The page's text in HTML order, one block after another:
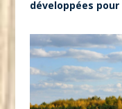
développées